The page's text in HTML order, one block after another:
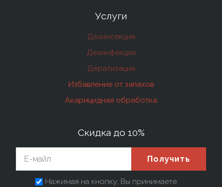
Услуги
Дезинсекция
Дезинфекция
Дератизация
Избавление от запахов
Акарицидная обработка
Скидка до 10%
Получить
Нажимая на кнопку, Вы принимаете